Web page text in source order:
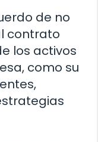
de no
contrato
los activos
como su